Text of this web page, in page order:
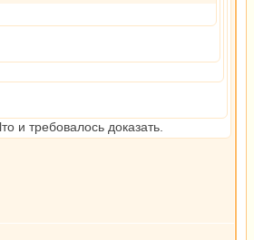
и требовалось доказать.